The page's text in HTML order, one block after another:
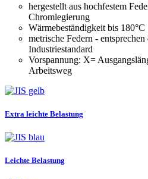
hergestellt aus hochfestem
Chromlegierung
Wärmebeständigkeit bis 180°C
metrische Federn - entsprechen
Industriestandard
Vorspannung: X=
Arbeitsweg
Extra leichte Belastung
Leichte Belastung